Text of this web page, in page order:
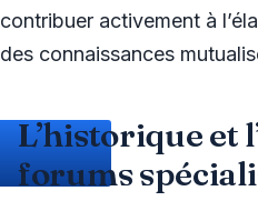
contribuer activement à
des connaissances
L’historique et
forums